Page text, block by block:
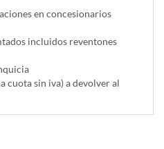
en concesionarios
incluidos reventones
cuota sin iva) a devolver al